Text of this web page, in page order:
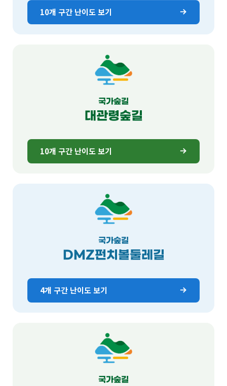
10개 구간 난이도 보기
국가숲길
대관령숲길
10개 구간 난이도 보기
국가숲길
DMZ펀치볼둘레길
4개 구간 난이도 보기
국가숲길